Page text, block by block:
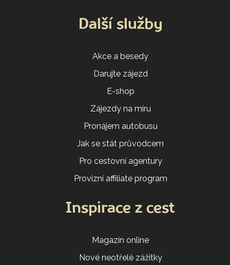
Další služby
Akce a besedy
Darujte zájezd
E-shop
Zájezdy na míru
Pronájem autobusu
Jak se stát průvodcem
Pro cestovní agentury
Provizní affiliate program
Inspirace z cest
Magazín online
Nové neotřelé zážitky